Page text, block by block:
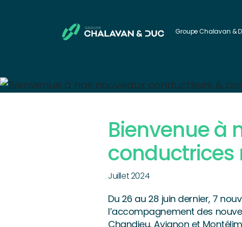
Groupe Chalavan &
Bienvenue à
Juillet 2024
Du 26 au 28 juin dernier, 7
l’accompagnement des
Chandieu, Avignon et